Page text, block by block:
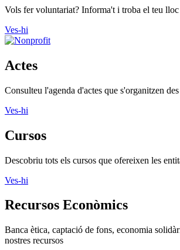
Vols fer voluntariat? Informa't i troba el teu lloc
Ves-hi
Actes
Consulteu l'agenda d'actes que s'organitzen
Ves-hi
Cursos
Descobriu tots els cursos que ofereixen les
Ves-hi
Recursos Econòmics
Banca ètica, captació de fons, economia
nostres recursos